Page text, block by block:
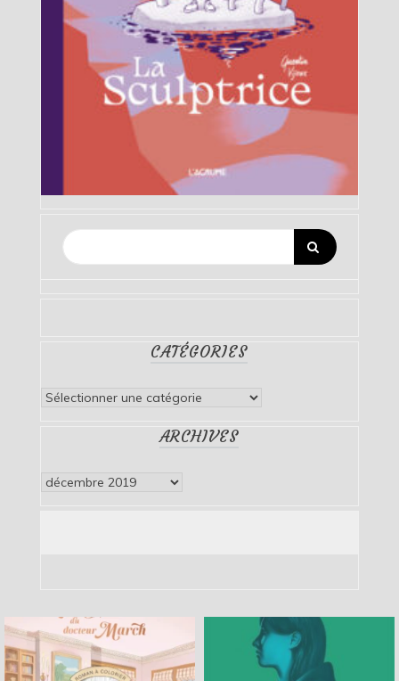
CATÉGORIES
Catégories
ARCHIVES
Archives